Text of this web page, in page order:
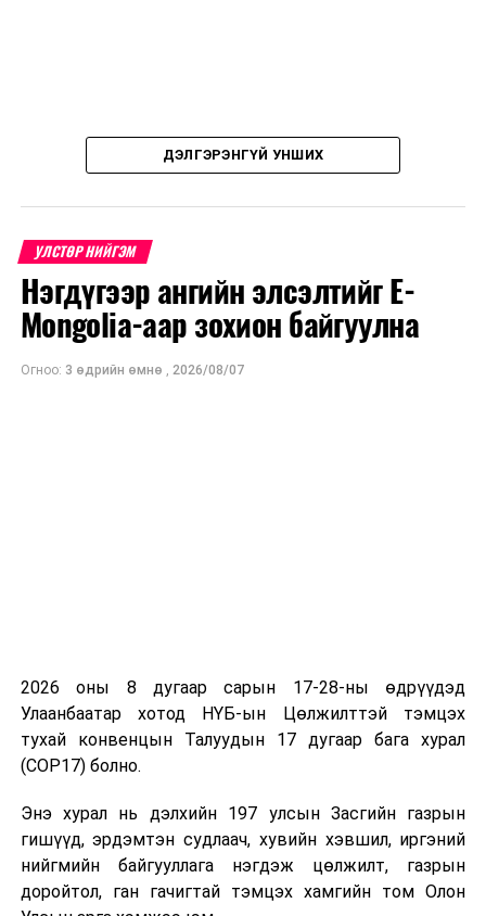
ДЭЛГЭРЭНГҮЙ УНШИХ
УЛСТӨР НИЙГЭМ
Нэгдүгээр ангийн элсэлтийг E-
Mongolia-аар зохион байгуулна
Огноо: 3 өдрийн өмнө , 2026/08/07
2026 оны 8 дугаар сарын 17-28-ны өдрүүдэд
Улаанбаатар хотод НҮБ-ын Цөлжилттэй тэмцэх
тухай конвенцын Талуудын 17 дугаар бага хурал
(COP17) болно.
Энэ хурал нь дэлхийн 197 улсын Засгийн газрын
гишүүд, эрдэмтэн судлаач, хувийн хэвшил, иргэний
нийгмийн байгууллага нэгдэж цөлжилт, газрын
доройтол, ган гачигтай тэмцэх хамгийн том Олон